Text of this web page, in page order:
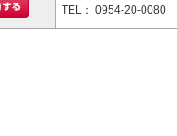
TEL： 0954-20-0080